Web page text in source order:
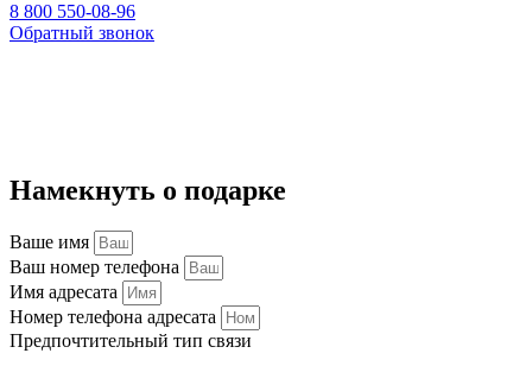
8 800 550-08-96
Обратный звонок
Намекнуть о подарке
Ваше имя
Ваш номер телефона
Имя адресата
Номер телефона адресата
Предпочтительный тип связи